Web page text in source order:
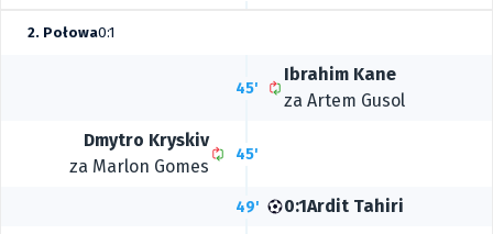
2. Połowa0:1
45'
Ibrahim Kane
za Artem Gusol
Dmytro Kryskiv
za Marlon Gomes
45'
49' 0:1Ardit Tahiri